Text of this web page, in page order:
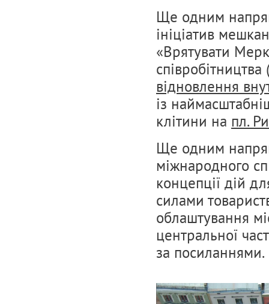
Ще одним
ініціатив
«Врятувати
відновлення
із
клітини на пл.
Ще одним
міжнародного
концепції дій
силами
облаштування
центральної
за посиланнями.